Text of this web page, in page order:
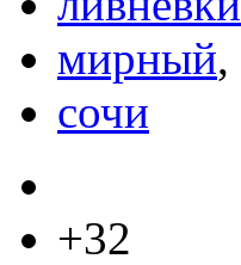
мирный,
сочи
+32